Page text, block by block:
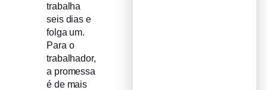
trabalha
seis dias e
folga um.
Para o
trabalhador,
a promessa
é de mais